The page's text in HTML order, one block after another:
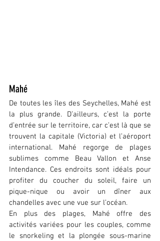
Mahé
De toutes les îles des Seychelles, Mahé est
la plus grande. D’ailleurs, c’est la porte
d’entrée sur le territoire, car c’est là que se
trouvent la capitale (Victoria) et l’aéroport
international. Mahé regorge de plages
sublimes comme Beau Vallon et Anse
Intendance. Ces endroits sont idéals pour
profiter du coucher du soleil, faire un
pique-nique ou avoir un dîner aux
chandelles avec une vue sur l’océan.
En plus des plages, Mahé offre des
activités variées pour les couples, comme
le snorkeling et la plongée sous-marine